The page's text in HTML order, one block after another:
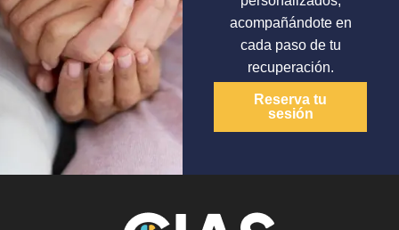
acompañándote en
cada paso de tu
recuperación.
Reserva tu
sesión